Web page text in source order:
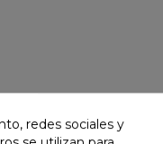
redes sociales y